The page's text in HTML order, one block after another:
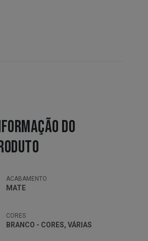
DO
ACABAMENTO
MATE
CORES
BRANCO - CORES, VÁRIAS